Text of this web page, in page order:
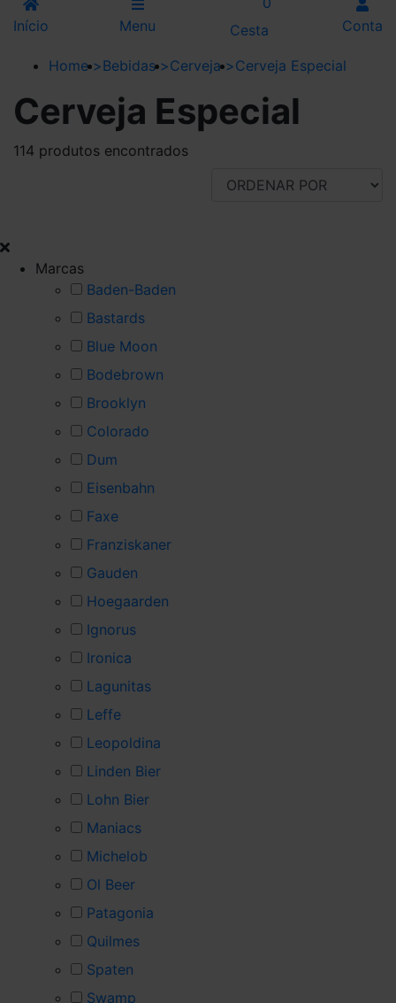
Início Menu
Cesta
Conta
Home>Bebidas>Cerveja>Cerveja Especial
Cerveja Especial
114 produtos encontrados
Marcas
Baden-Baden
Bastards
Blue Moon
Bodebrown
Brooklyn
Colorado
Dum
Eisenbahn
Faxe
Franziskaner
Gauden
Hoegaarden
Ignorus
Ironica
Lagunitas
Leffe
Leopoldina
Linden Bier
Lohn Bier
Maniacs
Michelob
Ol Beer
Patagonia
Quilmes
Spaten
Swamp